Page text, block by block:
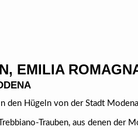
EMILIA
den Hügeln von der Stadt
Trauben, aus denen der